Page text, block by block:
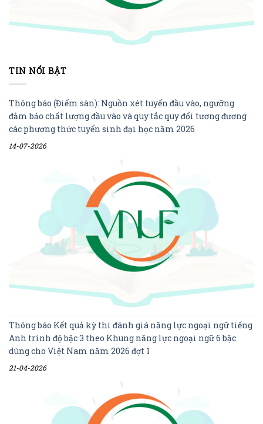
TIN NỔI BẬT
Thông báo (Điểm sàn): Nguồn xét tuyển đầu vào, ngưỡng
đảm bảo chất lượng đầu vào và quy tắc quy đổi tương đương
các phương thức tuyển sinh đại học năm 2026
14-07-2026
Thông báo Kết quả kỳ thi đánh giá năng lực ngoại ngữ tiếng
Anh trình độ bậc 3 theo Khung năng lực ngoại ngữ 6 bậc
dùng cho Việt Nam năm 2026 đợt 1
21-04-2026